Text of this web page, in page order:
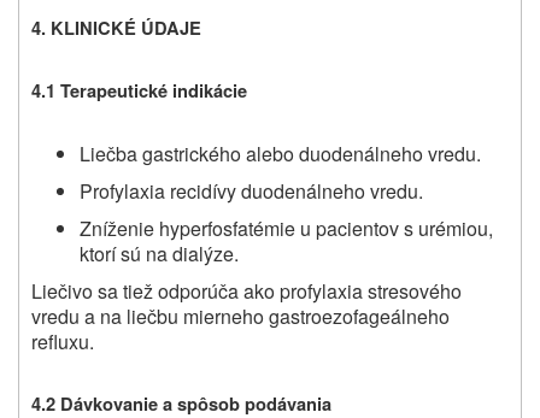
4. KLINICKÉ ÚDAJE
4.1 Terapeutické indikácie
Liečba gastrického alebo duodenálneho vredu.
Profylaxia recidívy duodenálneho vredu.
Zníženie hyperfosfatémie u pacientov s urémiou,
ktorí sú na dialýze.
Liečivo sa tiež odporúča ako profylaxia stresového
vredu a na liečbu mierneho gastroezofageálneho
refluxu.
4.2 Dávkovanie a spôsob podávania